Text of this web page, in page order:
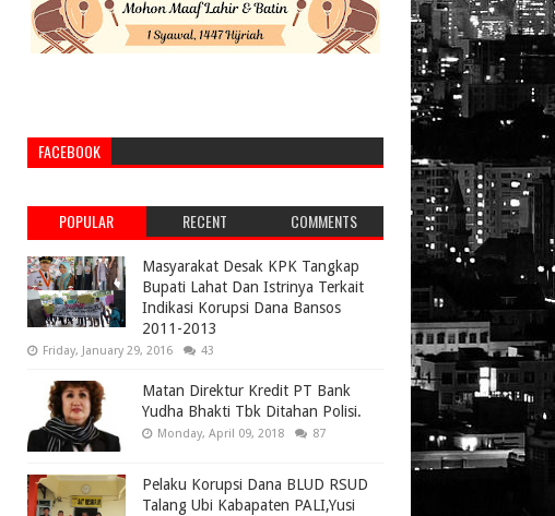
FACEBOOK
POPULAR RECENT COMMENTS
Masyarakat Desak KPK Tangkap
Bupati Lahat Dan Istrinya Terkait
Indikasi Korupsi Dana Bansos
2011-2013
Friday, January 29, 2016 43
Matan Direktur Kredit PT Bank
Yudha Bhakti Tbk Ditahan Polisi.
Monday, April 09, 2018 87
Pelaku Korupsi Dana BLUD RSUD
Talang Ubi Kabapaten PALI,Yusi